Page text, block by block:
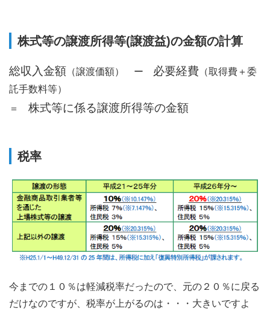
株式等の譲渡所得等(譲渡益)の金額の計算
総収入金額 （譲渡価額） ー 必要経費 （取得費＋委
託手数料等）
＝ 株式等に係る譲渡所得等の金額
税率
今までの１０％は軽減税率だったので、元の２０％に戻る
だけなのですが、税率が上がるのは・・・大きいですよ